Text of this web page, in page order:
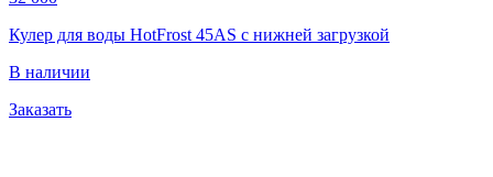
Кулер для воды HotFrost 45AS с нижней загрузкой
В наличии
Заказать